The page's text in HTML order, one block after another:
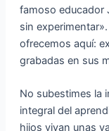
famoso educador
sin
ofrecemos aquí:
grabadas en sus
No subestimes la
integral del
hijos vivan unas